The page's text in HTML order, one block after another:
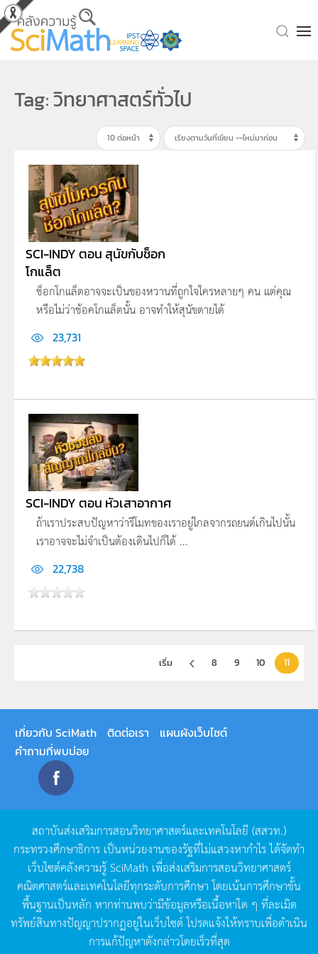
Skip to main content
Tag: วิทยาศาสตร์ทั่วไป
SCI-INDY ตอน สุนัขกับช็อก
โกแล็ต
ช็อกโกแล็ตอาจจะเป็นของหวานที่ถูกใจใครหลายๆ คน แต่คุณ
หรือไม่ว่าช้อคโกแล็ตนั้น อาจทำให้สุนัขตายได้
23,731
SCI-INDY ตอน หัวเสาอากาศ
ถ้าเราประสบปัญหาว่ารีโมทของเราอยู่ไกลจากรถยนต์เกินไปนั้น
เราอาจจะไม่จำเป็นต้องเดินไปก็ได้ ...
22,738
เริ่ม 8 9 10 11
เกี่ยวกับ SciMath ติดต่อเรา
แผนผังเว็บไซต์
คำถามที่พบบ่อย
สถาบันส่งเสริมการสอนวิทยาศาสตร์และเทคโนโลยี (สสวท.)
กระทรวงศึกษาธิการ เป็นหน่วยงานของรัฐที่ไม่แสวงหากำไรได้จัดทำ
เว็บไซต์คลังความรู้SciMath เพื่อส่งเสริมการสอนวิทยาศาสตร์
คณิตศาสตร์และเทคโนโลยีทุกระดับการศึกษา โดยเน้นการศึกษาขั้น
พื้นฐานเป็นหลัก หากท่านพบว่ามีข้อมูลหรือเนื้อหาใด ๆ ที่ละเมิด
ทรัพย์สินทางปัญญาปรากฏอยู่ในเว็บไซต์โปรดแจ้งให้ทราบเพื่อดำเนิน
การแก้ปัญหาดังกล่าวโดยเร็วที่สุด